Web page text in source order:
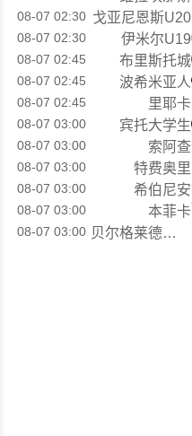
08-07 02:30 戈亚尼恩斯U20
08-07 02:30 伊米尔U19
08-07 02:45 布里斯托城
08-07 02:45 波希米亚人
08-07 02:45 里耶卡
08-07 03:00 宾托大学生
08-07 03:00 索阿查
08-07 03:00 特费奥里
08-07 03:00 希伯尼安
08-07 03:00 本菲卡
08-07 03:00 贝尔格莱德游击